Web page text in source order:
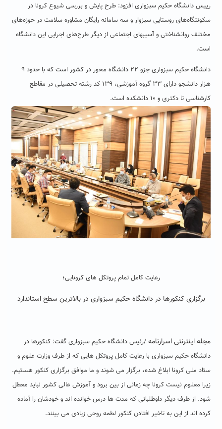
رییس دانشگاه حکیم سبزواری افزود: طرح پایش و بررسی شیوع کرونا در
سکونتگاه‌های روستایی سبزوار و سه سامانه رایگان مشاوره سلامت در حوزه‌های
مختلف روانشناختی و آسیبهای اجتماعی از دیگر طرح‌های اجرایی این دانشگاه
است.
دانشگاه حکیم سبزواری جزو ۲۲ دانشگاه محور در کشور است که با حدود ۹
هزار دانشجو دارای ۳۳ گروه آموزشی، ۱۳۹ کد رشته‌ تحصیلی در مقاطع
کارشناسی تا دکتری و ۱۰ دانشکده است.
رعایت کامل تمام پروتکل های کرونایی؛
برگزاری کنکورها در دانشگاه حکیم سبزواری در بالاترین سطح استاندارد
مجله اینترنتی اسرارنامه /رئیس دانشگاه حکیم سبزواری گفت: کنکورها در
دانشگاه حکیم سبزواری با رعایت کامل پروتکل هایی که از طرف وزارت علوم و
ستاد ملی کرونا ابلاغ شده، برگزار می شوند و ما موافق برگزاری کنکور هستیم.
زیرا معلوم نیست کرونا چه زمانی از بین برود و آموزش عالی کشور نباید معطل
شود. از طرف دیگر داوطلبانی که مدت ها درس خوانده اند و خودشان را آماده
کرده اند از این به تاخیر افتادن کنکور لطمه روحی زیادی می بینند.